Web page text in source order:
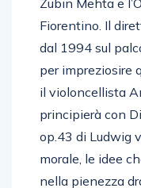
Fiorentino. Il
dal 1994 sul
per impreziosire
il violoncellista
principierà con
op.43 di Ludwig
morale, le idee
nella pienezza